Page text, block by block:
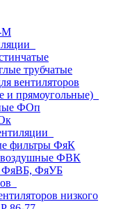
М
трубчатые
вентиляторов
и прямоугольные)
ФОп
фильтры ФяК
ФВК
ФяВБ, ФяУБ
низкого